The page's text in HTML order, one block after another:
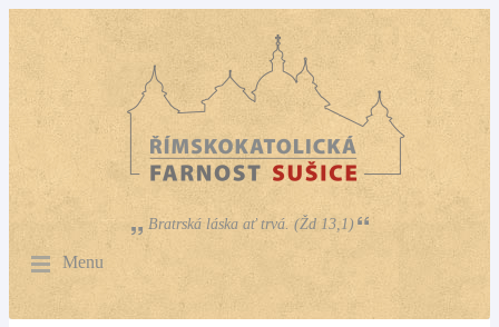
Bratrská láska ať trvá. (Žd 13,1)
Menu